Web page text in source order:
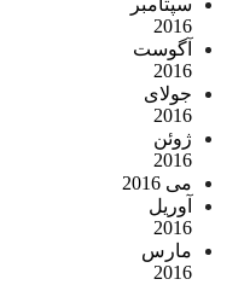
سپتامبر
2016
آگوست
2016
جولای
2016
ژوئن
2016
می 2016
آوریل
2016
مارس
2016